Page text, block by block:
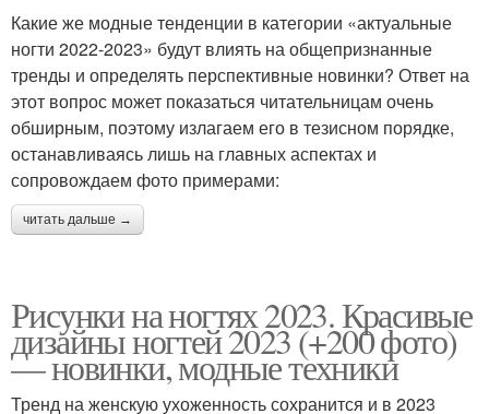
Какие же модные тенденции в категории «актуальные
ногти 2022-2023» будут влиять на общепризнанные
тренды и определять перспективные новинки? Ответ на
этот вопрос может показаться читательницам очень
обширным, поэтому излагаем его в тезисном порядке,
останавливаясь лишь на главных аспектах и
сопровождаем фото примерами:
читать дальше →
Рисунки на ногтях 2023. Красивые
дизайны ногтей 2023 (+200 фото)
— новинки, модные техники
Тренд на женскую ухоженность сохранится и в 2023